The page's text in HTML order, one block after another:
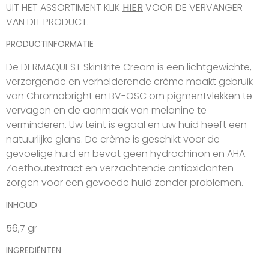
UIT HET ASSORTIMENT KLIK HIER VOOR DE VERVANGER
VAN DIT PRODUCT.
PRODUCTINFORMATIE
De DERMAQUEST SkinBrite Cream is een lichtgewichte,
verzorgende en verhelderende crème maakt gebruik
van Chromobright en BV-OSC om pigmentvlekken te
vervagen en de aanmaak van melanine te
verminderen. Uw teint is egaal en uw huid heeft een
natuurlijke glans. De crème is geschikt voor de
gevoelige huid en bevat geen hydrochinon en AHA.
Zoethoutextract en verzachtende antioxidanten
zorgen voor een gevoede huid zonder problemen.
INHOUD
56,7 gr
INGREDIËNTEN